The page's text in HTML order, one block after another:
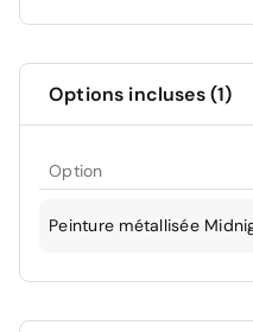
Options incluses (1)
Option
Peinture métallisée